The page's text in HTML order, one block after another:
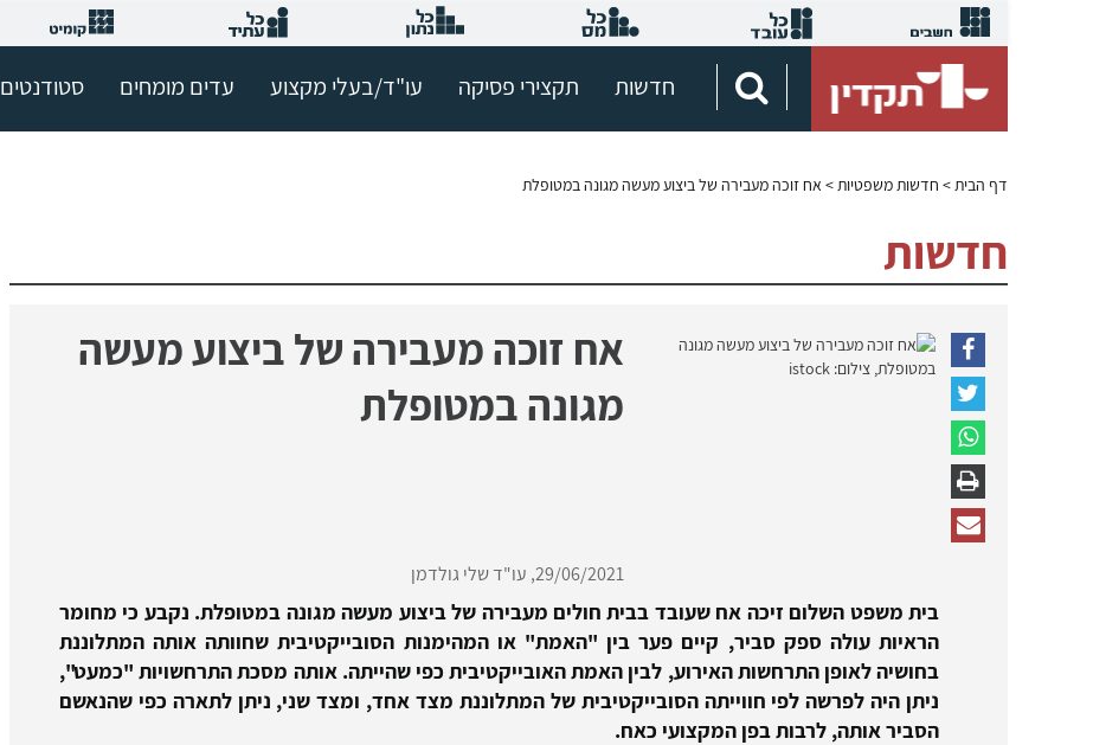
חדשות תקצירי פסיקה עו"ד/בעלי מקצוע עדים מומחים סטודנטים
דף הבית> חדשות משפטיות> אח זוכה מעבירה של ביצוע מעשה מגונה במטופלת
חדשות
אח זוכה מעבירה של ביצוע מעשה
מגונה במטופלת
29/06/2021, עו"ד שלי גולדמן
בית משפט השלום זיכה אח שעובד בבית חולים מעבירה של ביצוע מעשה מגונה במטופלת. נקבע כי מחומר
הראיות עולה ספק סביר, קיים פער בין "האמת" או המהימנות הסובייקטיבית שחוותה אותה המתלוננת
בחושיה לאופן התרחשות האירוע, לבין האמת האובייקטיבית כפי שהייתה. אותה מסכת התרחשויות "כמעט",
ניתן היה לפרשה לפי חווייתה הסובייקטיבית של המתלוננת מצד אחד, ומצד שני, ניתן לתארה כפי שהנאשם
הסביר אותה, לרבות בפן המקצועי כאח.